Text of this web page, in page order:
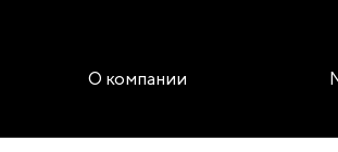
О компании